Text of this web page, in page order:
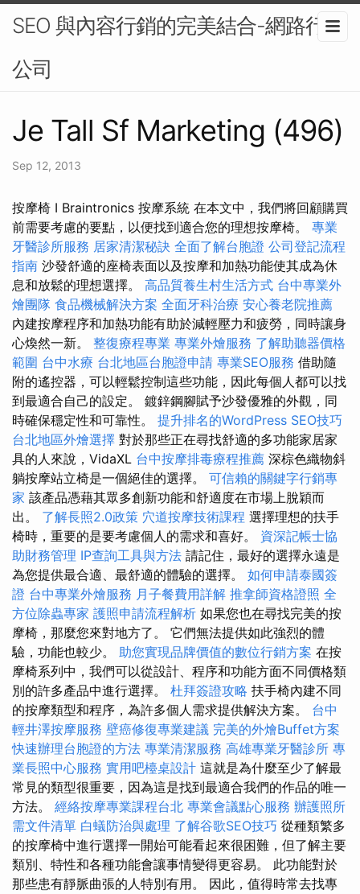
SEO 與內容行銷的完美結合-網路行銷
公司
Je Tall Sf Marketing (496)
Sep 12, 2013
按摩椅 I Braintronics 按摩系統 在本文中，我們將回顧購買
前需要考慮的要點，以便找到適合您的理想按摩椅。 專業
牙醫診所服務 居家清潔秘訣 全面了解台胞證 公司登記流程
指南 沙發舒適的座椅表面以及按摩和加熱功能使其成為休
息和放鬆的理想選擇。 高品質養生村生活方式 台中專業外
燴團隊 食品機械解決方案 全面牙科治療 安心養老院推薦
內建按摩程序和加熱功能有助於減輕壓力和疲勞，同時讓身
心煥然一新。 整復療程專業 專業外燴服務 了解助聽器價格
範圍 台中水療 台北地區台胞證申請 專業SEO服務 借助隨
附的遙控器，可以輕鬆控制這些功能，因此每個人都可以找
到最適合自己的設定。 鍍鋅鋼腳賦予沙發優雅的外觀，同
時確保穩定性和可靠性。 提升排名的WordPress SEO技巧
台北地區外燴選擇 對於那些正在尋找舒適的多功能家居家
具的人來說，VidaXL 台中按摩排毒療程推薦 深棕色織物斜
躺按摩站立椅是一個絕佳的選擇。 可信賴的關鍵字行銷專
家 該產品憑藉其眾多創新功能和舒適度在市場上脫穎而
出。 了解長照2.0政策 穴道按摩技術課程 選擇理想的扶手
椅時，重要的是要考慮個人的需求和喜好。 資深記帳士協
助財務管理 IP查詢工具與方法 請記住，最好的選擇永遠是
為您提供最合適、最舒適的體驗的選擇。 如何申請泰國簽
證 台中專業外燴服務 月子餐費用詳解 推拿師資格證照 全
方位除蟲專家 護照申請流程解析 如果您也在尋找完美的按
摩椅，那麼您來對地方了。 它們無法提供如此強烈的體
驗，功能也較少。 助您實現品牌價值的數位行銷方案 在按
摩椅系列中，我們可以從設計、程序和功能方面不同價格類
別的許多產品中進行選擇。 杜拜簽證攻略 扶手椅內建不同
的按摩類型和程序，為許多個人需求提供解決方案。 台中
輕井澤按摩服務 壁癌修復專業建議 完美的外燴Buffet方案
快速辦理台胞證的方法 專業清潔服務 高雄專業牙醫診所 專
業長照中心服務 實用吧檯桌設計 這就是為什麼至少了解最
常見的類型很重要，因為這是找到最適合我們的作品的唯一
方法。 經絡按摩專業課程台北 專業會議點心服務 辦護照所
需文件清單 白蟻防治與處理 了解谷歌SEO技巧 從種類繁多
的按摩椅中進行選擇一開始可能看起來很困難，但了解主要
類別、特性和各種功能會讓事情變得更容易。 此功能對於
那些患有靜脈曲張的人特別有用。 因此，值得時常去找專